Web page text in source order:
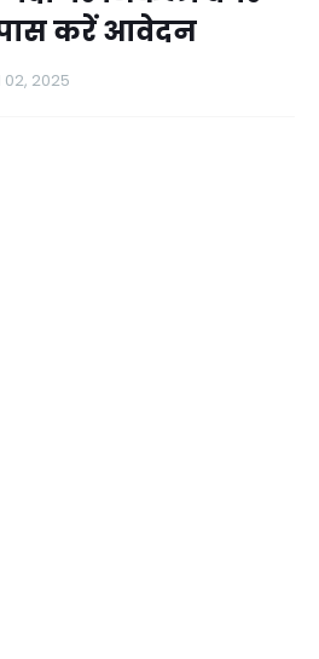
पास करें आवेदन
2025